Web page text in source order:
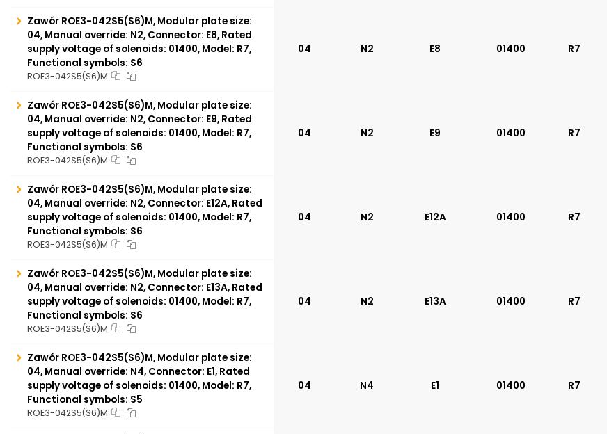
Zawór ROE3-042S5(S6)M, Modular plate size:
04, Manual override: N2, Connector: E8, Rated
supply voltage of solenoids: 01400, Model: R7,
Functional symbols: S6
ROE3-042S5(S6)M
04 N2 E8 01400 R7
Zawór ROE3-042S5(S6)M, Modular plate size:
04, Manual override: N2, Connector: E9, Rated
supply voltage of solenoids: 01400, Model: R7,
Functional symbols: S6
ROE3-042S5(S6)M
04 N2 E9 01400 R7
Zawór ROE3-042S5(S6)M, Modular plate size:
04, Manual override: N2, Connector: E12A, Rated
supply voltage of solenoids: 01400, Model: R7,
Functional symbols: S6
ROE3-042S5(S6)M
04 N2 E12A 01400 R7
Zawór ROE3-042S5(S6)M, Modular plate size:
04, Manual override: N2, Connector: E13A, Rated
supply voltage of solenoids: 01400, Model: R7,
Functional symbols: S6
ROE3-042S5(S6)M
04 N2 E13A 01400 R7
Zawór ROE3-042S5(S6)M, Modular plate size:
04, Manual override: N4, Connector: E1, Rated
supply voltage of solenoids: 01400, Model: R7,
Functional symbols: S5
ROE3-042S5(S6)M
04 N4 E1 01400 R7